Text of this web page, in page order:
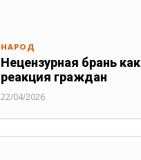
НАРОД
Нецензурная брань как
реакция граждан
22/04/2026